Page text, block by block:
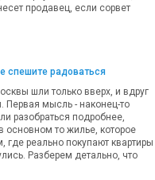
продавец, если сорвет
спешите радоваться
шли только вверх, и вдруг
Первая мысль - наконец-то
разобраться подробнее,
основном то жилье, которое
где реально покупают квартиры
Разберем детально, что